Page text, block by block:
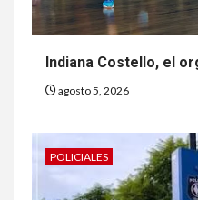
Indiana Costello, el
agosto 5, 2026
POLICIALES